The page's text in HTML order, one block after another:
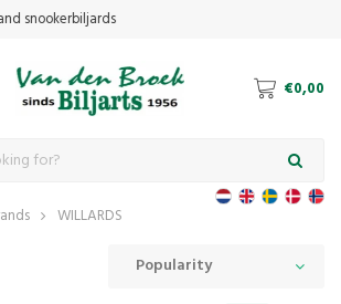
€0,00
WILLARDS
Popularity